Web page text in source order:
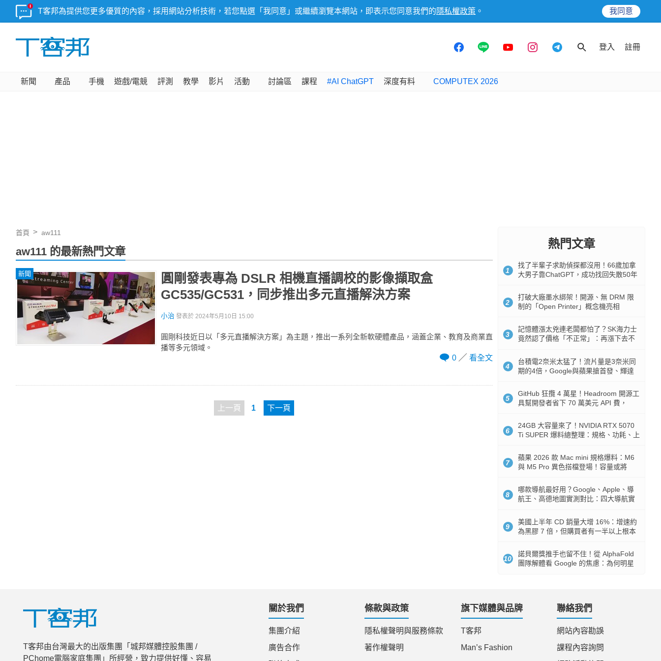
T客邦為提供您更多優質的內容，採用網站分析技術，若您點選「我同意」或繼續瀏覽本網站，即表示您同意我們的 隱私權政策 。 我同意
登入 註冊
新聞 產品 手機 遊戲/電競 評測 教學 影片 活動 討論區 課程 #AI ChatGPT 深度有料 COMPUTEX 2026
首頁 aw111
aw111 的最新熱門文章
新聞
圓剛發表專為 DSLR 相機直播調校的影像擷取盒
GC535/GC531，同步推出多元直播解決方案
小治 發表於 2024年5月10日 15:00
圓剛科技近日以「多元直播解決方案」為主題，推出一系列全新軟硬體產品，涵蓋企業、教育及商業直
播等多元領域。
0
看全文
上一頁 1 下一頁
熱門文章
1
找了半輩子求助偵探都沒用！66歲加拿
大男子靠ChatGPT，成功找回失散50年
2
打破大廠墨水綁架！開源、無 DRM 限
制的「Open Printer」概念機亮相
3
記憶體漲太兇連老闆都怕了？SK海力士
竟然認了價格「不正常」：再漲下去不
4
台積電2奈米太猛了！流片量是3奈米同
期的4倍，Google與蘋果搶首發、輝達
5
GitHub 狂攬 4 萬星！Headroom 開源工
具幫開發者省下 70 萬美元 API 費，
6
24GB 大容量來了！NVIDIA RTX 5070
Ti SUPER 爆料總整理：規格、功耗、上
7
蘋果 2026 款 Mac mini 規格爆料：M6
與 M5 Pro 異色搭檔登場！容量或將
8
哪款導航最好用？Google、Apple、導
航王、高德地圖實測對比：四大導航實
9
美國上半年 CD 銷量大增 16%：增速約
為黑膠 7 倍，但購買者有一半以上根本
10
諾貝爾獎推手也留不住！從 AlphaFold
團隊解體看 Google 的焦慮：為何明星
T客邦由台灣最大的出版集團「城邦媒體控股集團 /
PChome電腦家庭集團」所經營，致力提供好懂、容易
關於我們
集團介紹
廣告合作
條款與政策
隱私權聲明與服務條款
著作權聲明
旗下媒體與品牌
T客邦
Man’s Fashion
聯絡我們
網站內容勘誤
課程內容詢問